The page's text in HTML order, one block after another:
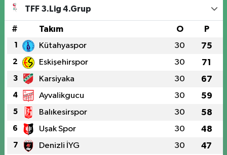
TFF 3.Lig 4.Grup
# Takım O P
1 Kütahyaspor 30 75
2 Eskişehirspor 30 71
3 Karsiyaka 30 67
4 Ayvalikgucu 30 59
5 Balıkesirspor 30 58
6 Uşak Spor 30 48
7 Denizli İYG 30 47